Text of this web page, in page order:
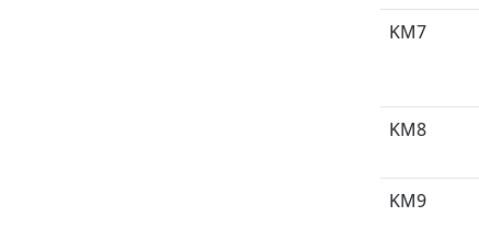
KM7
KM8
KM9